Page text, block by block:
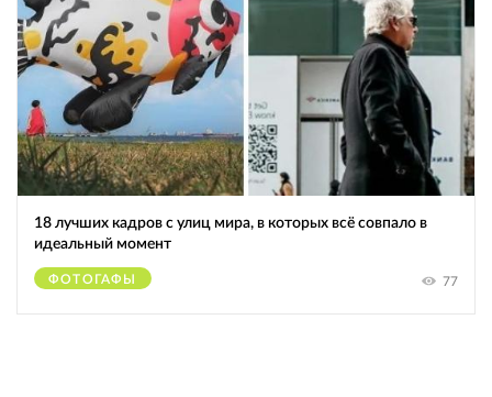
18 лучших кадров с улиц мира, в которых всё совпало в
идеальный момент
ФОТОГАФЫ 77